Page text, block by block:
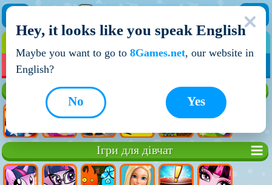
НОВІ ІГРИ
Ігри для дівчат
Hey, it looks like you speak English
Maybe you want to go to 8Games.net, our website in
English?
Yes
No